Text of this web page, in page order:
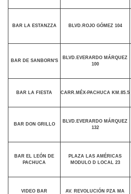
BAR LA ESTANZZA BLVD.ROJO GÓMEZ 104
BAR DE SANBORN'S
BLVD.EVERARDO MÁRQUEZ
100
BAR LA FIESTA CARR.MÉX-PACHUCA KM.85.5
BAR DON GRILLO
BLVD.EVERARDO MÁRQUEZ
132
BAR EL LEÓN DE
PACHUCA
PLAZA LAS AMÉRICAS
MODULO D LOCAL 23
VIDEO BAR
AV. REVOLUCIÓN PZA MA